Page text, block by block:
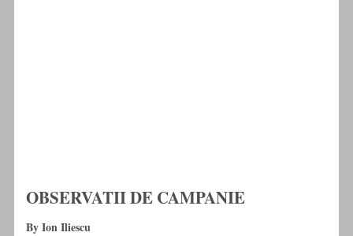
OBSERVATII DE CAMPANIE
By Ion Iliescu